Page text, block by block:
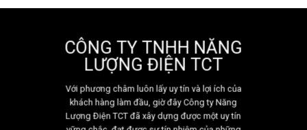
biết
công
dụng
tại
Việt
2023
CÔNG TY TNHH NĂNG
LƯỢNG ĐIỆN TCT
Với phương châm luôn lấy uy tín và lợi ích của
khách hàng làm đầu, giờ đây Công ty Năng
Lượng Điện TCT đã xây dựng được một uy tín